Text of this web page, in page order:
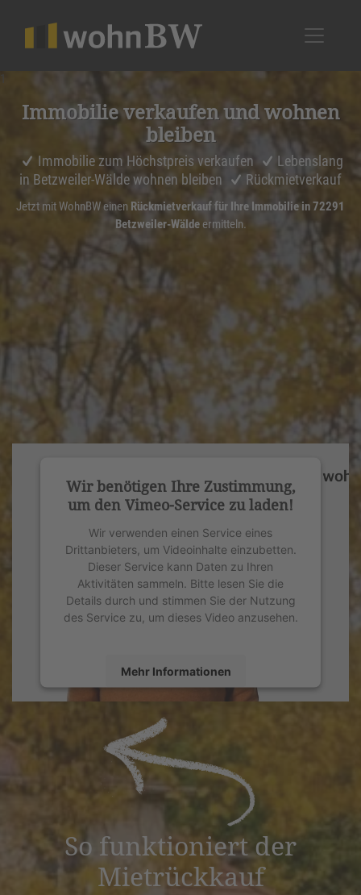
Immobilie verkaufen und wohnen
bleiben
Immobilie zum Höchstpreis verkaufen
Lebenslang
in Betzweiler-Wälde wohnen bleiben
Rückmietverkauf
Jetzt mit WohnBW einen Rückmietverkauf für Ihre Immobilie in 72291
Betzweiler-Wäldeermitteln.
Wir benötigen Ihre Zustimmung,
um den Vimeo-Service zu laden!
Wir verwenden einen Service eines
Drittanbieters, um Videoinhalte einzubetten.
Dieser Service kann Daten zu Ihren
Aktivitäten sammeln. Bitte lesen Sie die
Details durch und stimmen Sie der Nutzung
des Service zu, um dieses Video anzusehen.
Mehr Informationen
powered by
Management Platform
So funktioniert der
Mietrückkauf